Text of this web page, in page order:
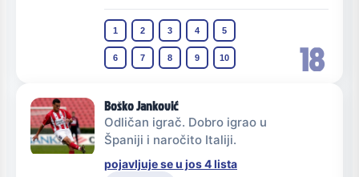
18
1 2 3 4 5
6 7 8 9 10
Boško Janković
Odličan igrač. Dobro igrao u
Španiji i naročito Italiji.
pojavljuje se u jos 4 lista